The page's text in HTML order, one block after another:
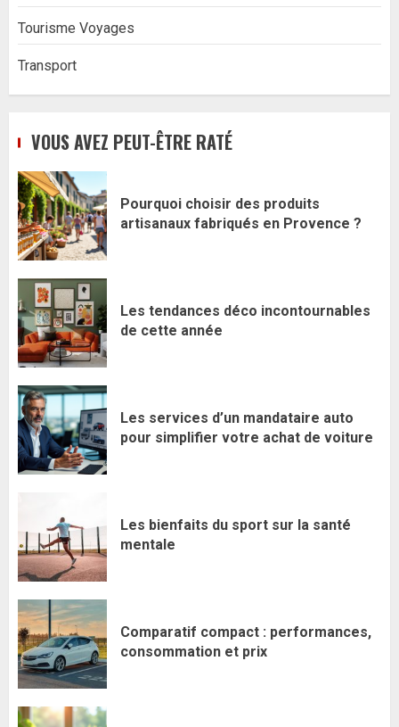
Tourisme Voyages
Transport
VOUS AVEZ PEUT-ÊTRE RATÉ
Pourquoi choisir des produits
artisanaux fabriqués en Provence ?
Les tendances déco incontournables
de cette année
Les services d’un mandataire auto
pour simplifier votre achat de voiture
Les bienfaits du sport sur la santé
mentale
Comparatif compact : performances,
consommation et prix